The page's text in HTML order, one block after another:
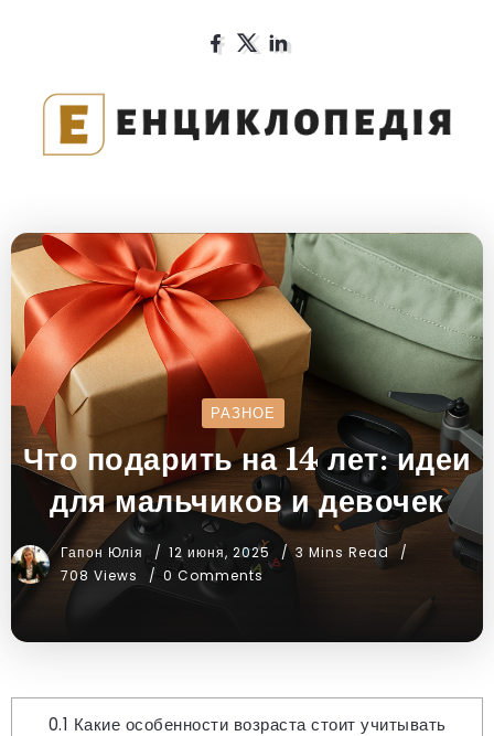
РАЗНОЕ
Что подарить на 14 лет: идеи
для мальчиков и девочек
Гапон Юлія 12 июня, 2025
3 Mins Read
708 Views
0 Comments
0.1 Какие особенности возраста стоит учитывать